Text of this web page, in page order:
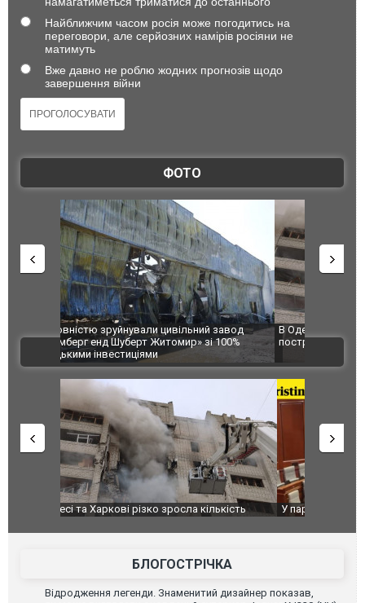
Найближчим часом росія може погодитись на
переговори, але серйозних намірів росіяни не
матимуть
Вже давно не роблю жодних прогнозів щодо
завершення війни
ФОТО
В Одесі та Харкові різко зросла кількість
постраждалих від обстрілу РФ
Ворог
двоє
після
ВІДЕО
У парламенті Косово прем'єра закидали яйцями
Приїхав
до
зіркового
БЛОГОСТРІЧКА
Відродження легенди. Знаменитий дизайнер показав,